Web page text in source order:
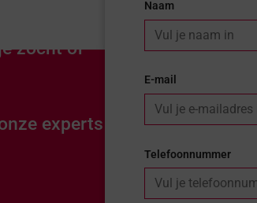
zocht of
experts
Naam
E-mail
Telefoonnummer